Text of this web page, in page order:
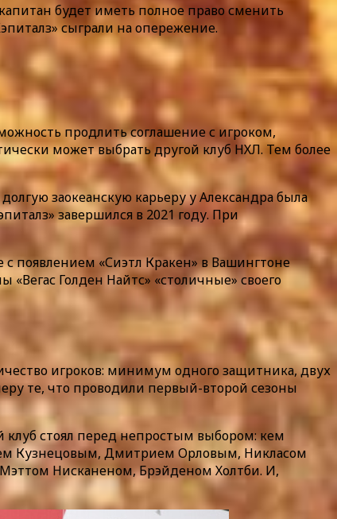
будет иметь полное право сменить
сыграли на опережение.
продлить соглашение с игроком,
может выбрать другой клуб НХЛ. Тем более
заокеанскую карьеру у Александра была
завершился в 2021 году. При
появлением «Сиэтл Кракен» в Вашингтоне
«Вегас Голден Найтс» «столичные» своего
игроков: минимум одного защитника, двух
те, что проводили первый-второй сезоны
стоял перед непростым выбором: кем
Кузнецовым, Дмитрием Орловым, Никласом
Нисканеном, Брэйденом Холтби. И,